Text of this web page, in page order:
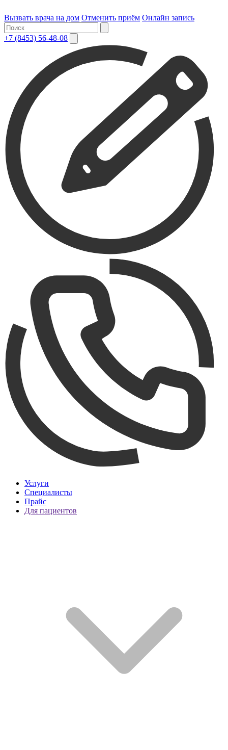
Вызвать врача на дом Отменить приём Онлайн запись
+7 (8453) 56-48-08
Услуги
Специалисты
Прайс
Для пациентов